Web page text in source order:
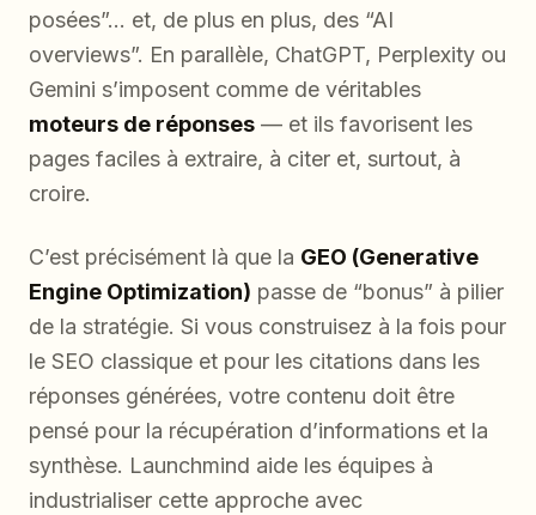
posées”… et, de plus en plus, des “AI
overviews”. En parallèle, ChatGPT, Perplexity ou
Gemini s’imposent comme de véritables
moteurs de réponses — et ils favorisent les
pages faciles à extraire, à citer et, surtout, à
croire.
C’est précisément là que la GEO (Generative
Engine Optimization) passe de “bonus” à pilier
de la stratégie. Si vous construisez à la fois pour
le SEO classique et pour les citations dans les
réponses générées, votre contenu doit être
pensé pour la récupération d’informations et la
synthèse. Launchmind aide les équipes à
industrialiser cette approche avec